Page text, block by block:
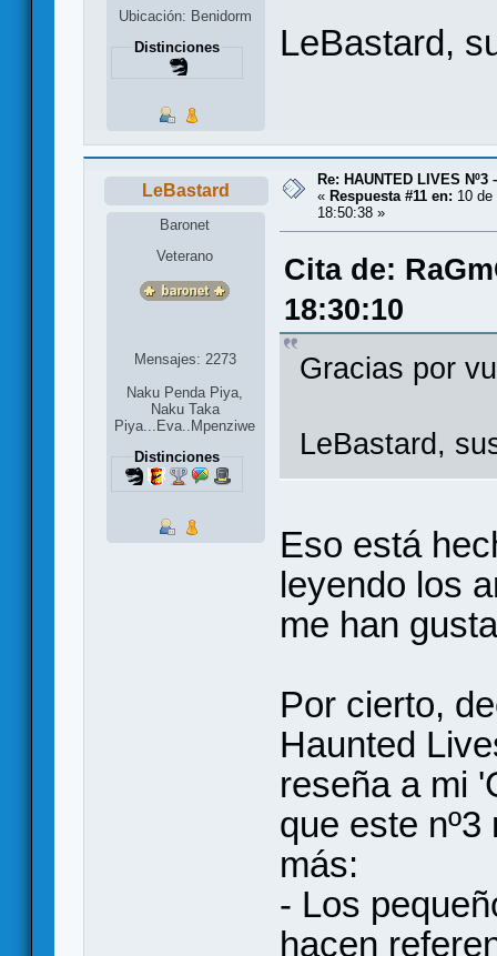
Ubicación: Benidorm
Distinciones
LeBastard,
LeBastard
Baronet
Veterano
Mensajes: 2273
Naku Penda Piya,
Naku Taka
Piya...Eva..Mpenziwe
Distinciones
Re: HAUNTED LIVES Nº3
« Respuesta #11 en: 10 de
18:50:38 »
Cita de:
18:30:10
Gracias por
LeBastard,
Eso está
leyendo los
me han
Por cierto,
Haunted
reseña a mi
que este
más:
- Los
hacen